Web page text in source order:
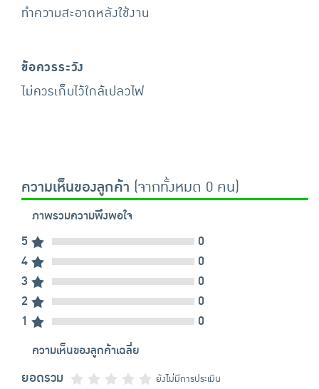
ทำความสะอาดหลังใช้งาน
ข้อควรระวัง
ไม่ควรเก็บไว้ใกล้เปลวไฟ
ความเห็นของลูกค้า (จากทั้งหมด 0 คน)
ภาพรวมความพึงพอใจ
5
0
4
0
3
0
2
0
1
0
ความเห็นของลูกค้าเฉลี่ย
ยอดรวม ยังไม่มีการประเมิน